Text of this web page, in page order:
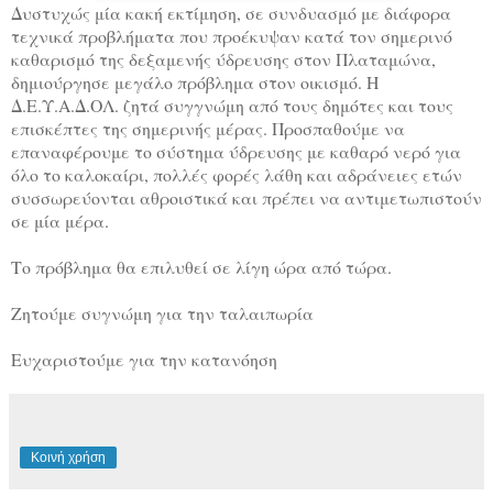
Δυστυχώς μία κακή εκτίμηση, σε συνδυασμό με διάφορα
τεχνικά προβλήματα που προέκυψαν κατά τον σημερινό
καθαρισμό της δεξαμενής ύδρευσης στον Πλαταμώνα,
δημιούργησε μεγάλο πρόβλημα στον οικισμό. Η
Δ.Ε.Υ.Α.Δ.ΟΛ. ζητά συγγνώμη από τους δημότες και τους
επισκέπτες της σημερινής μέρας. Προσπαθούμε να
επαναφέρουμε το σύστημα ύδρευσης με καθαρό νερό για
όλο το καλοκαίρι, πολλές φορές λάθη και αδράνειες ετών
συσσωρεύονται αθροιστικά και πρέπει να αντιμετωπιστούν
σε μία μέρα.
Το πρόβλημα θα επιλυθεί σε λίγη ώρα από τώρα.
Ζητούμε συγνώμη για την ταλαιπωρία
Ευχαριστούμε για την κατανόηση
Κοινή χρήση